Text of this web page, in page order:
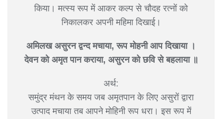
किया। मत्स्य रूप में आकर कल्प से चौदह रत्नों को
निकालकर अपनी महिमा दिखाई।
अमिलख असुरन द्वन्द मचाया, रूप मोहनी आप दिखाया ।
देवन को अमृत पान कराया, असुरन को छवि से बहलाया ॥
अर्थ:
समुंद्र मंथन के समय जब अमृतपान के लिए असुरों द्वारा
उत्पाद मचाया तब आपने मोहिनी रूप धरा। इस रूप में